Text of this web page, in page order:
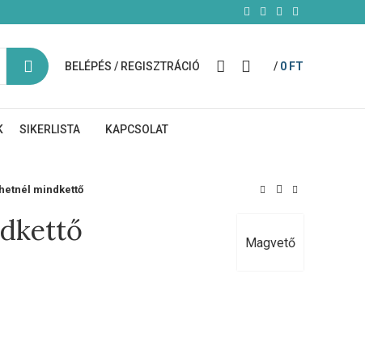
BELÉPÉS / REGISZTRÁCIÓ / 0 FT
SIKERLISTA KAPCSOLAT
mindkettő
Magvető